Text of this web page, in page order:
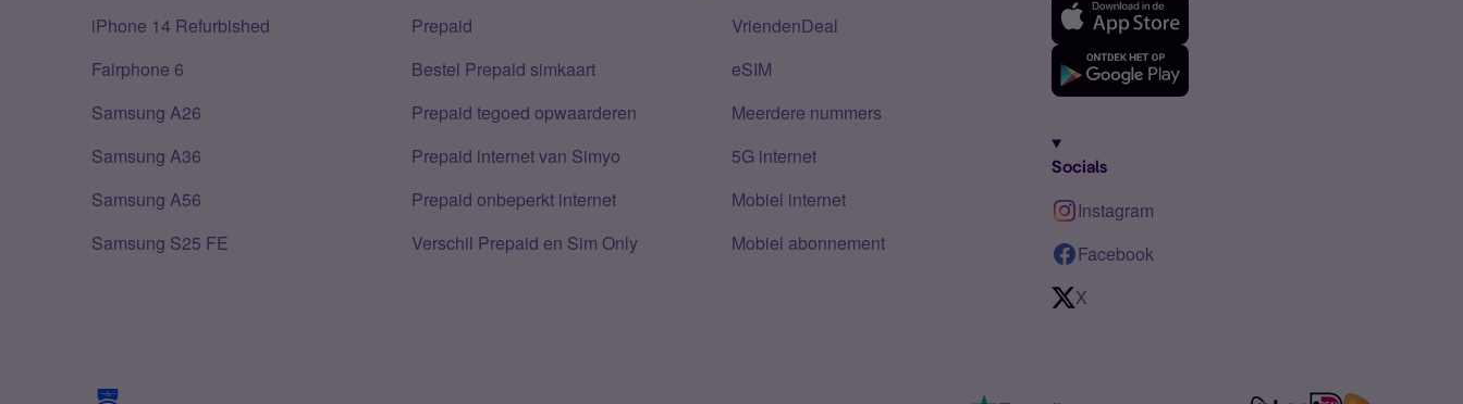
iPhone 14 Refurbished
Fairphone 6
Samsung A26
Samsung A36
Samsung A56
Samsung S25 FE
Prepaid
Bestel Prepaid simkaart
Prepaid tegoed opwaarderen
Prepaid internet van Simyo
Prepaid onbeperkt internet
Verschil Prepaid en Sim Only
VriendenDeal
eSIM
Meerdere nummers
5G internet
Mobiel internet
Mobiel abonnement
Socials
Instagram
Facebook
X